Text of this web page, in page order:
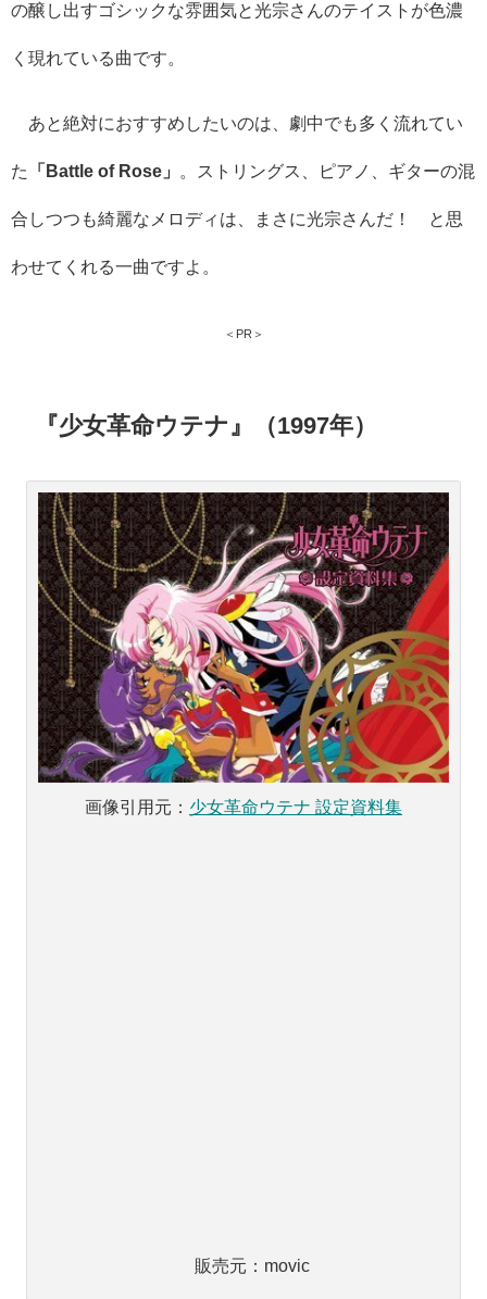
の醸し出すゴシックな雰囲気と光宗さんのテイストが色濃
く現れている曲です。
あと絶対におすすめしたいのは、劇中でも多く流れてい
た 「Battle of Rose」 。ストリングス、ピアノ、ギターの混
合しつつも綺麗なメロディは、まさに光宗さんだ！ と思
わせてくれる一曲ですよ。
＜PR＞
『少女革命ウテナ』（1997年）
画像引用元： 少女革命ウテナ 設定資料集
販売元：movic